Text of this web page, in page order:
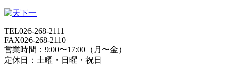
TEL026-268-2111
FAX026-268-2110
営業時間：9:00〜17:00（月〜金）
定休日：土曜・日曜・祝日